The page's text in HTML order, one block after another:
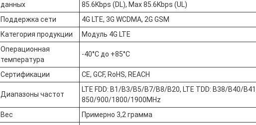
данных
85.6Kbps (DL), Max 85.6Kbps (UL)
Поддержка сети
4G LTE, 3G WCDMA, 2G GSM
Категория продукции
Модуль 4G LTE
Операционная
температура
-40°C до +85°C
Сертификации CE, GCF, RoHS, REACH
Диапазоны частот
LTE FDD: B1/B3/B5/B7/B8/B20, LTE TDD: B38/B40/
850/900/1800/1900MHz
Вес
Примерно 3,2 грамма